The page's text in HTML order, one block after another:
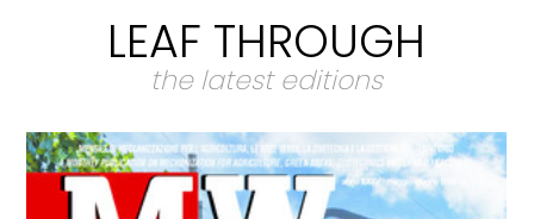
LEAF THROUGH
the latest editions